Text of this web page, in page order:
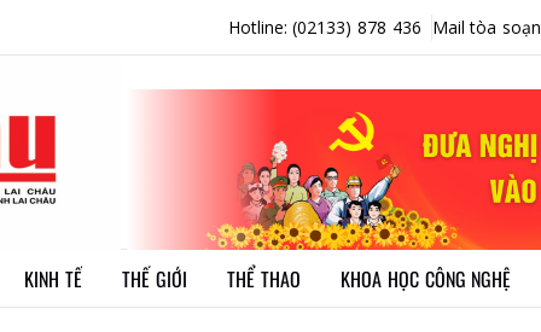
Hotline: (02133) 878 436 Mail tòa soạn
KINH TẾ THẾ GIỚI THỂ THAO KHOA HỌC CÔNG NGHỆ